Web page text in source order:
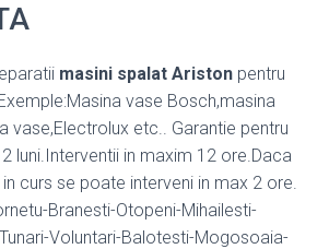
masini spalat Ariston pentru
vase Bosch,masina
vase,Electrolux etc.. Garantie pentru
luni.Interventii in maxim 12 ore.Daca
curs se poate interveni in max 2 ore.
Branesti-Otopeni-Mihailesti-
Voluntari-Balotesti-Mogosoaia-